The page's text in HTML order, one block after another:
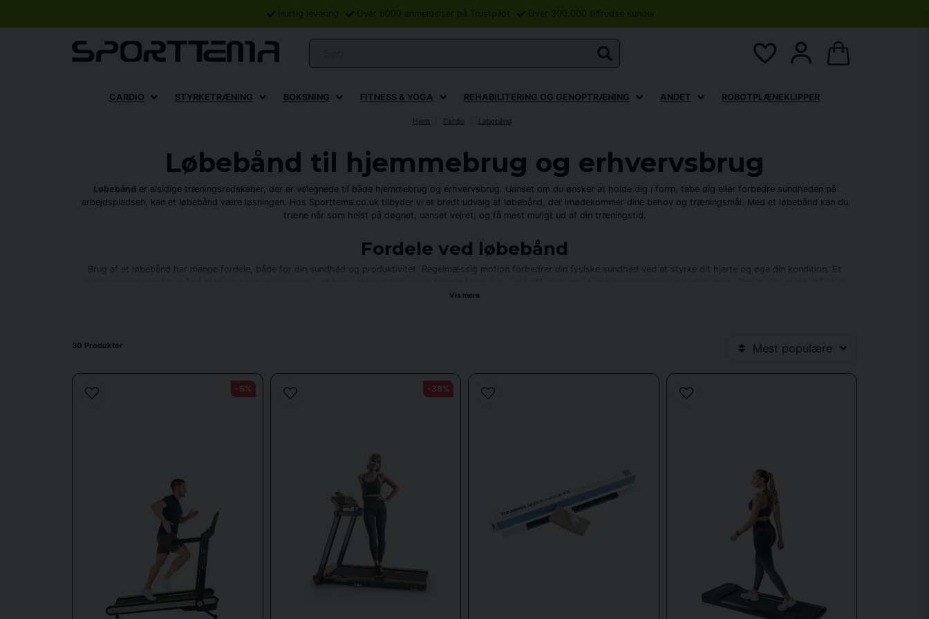
Hurtig levering Over 6000 anmeldelser på Trustpilot Over 200.000 tilfredse kunder
CARDIO STYRKETRÆNING BOKSNING FITNESS & YOGA REHABILITERING OG GENOPTRÆNING ANDET ROBOTPLÆNEKLIPPER
Hjem Cardio Løbebånd
Løbebånd til hjemmebrug og erhvervsbrug
Løbebånd er alsidige træningsredskaber, der er velegnede til både hjemmebrug og erhvervsbrug. Uanset om du ønsker at holde dig i form, tabe dig eller forbedre sundheden på
arbejdspladsen, kan et løbebånd være løsningen. Hos Sporttema.co.uk tilbyder vi et bredt udvalg af løbebånd, der imødekommer dine behov og træningsmål. Med et løbebånd kan du
træne når som helst på døgnet, uanset vejret, og få mest muligt ud af din træningstid.
Fordele ved løbebånd
Brug af et løbebånd har mange fordele, både for din sundhed og produktivitet. Regelmæssig motion forbedrer din fysiske sundhed ved at styrke dit hjerte og øge din kondition. Et
fremragende mulighed for dem, der ønsker at træne derhjemme uden at skulle ud i dårligt vejr.
Til hjemmebrug er løbebånd en praktisk og tidsbesparende træningsløsning. Vores sortiment omfatter løbebånd, der er kompakte, støjsvage og nemme at bruge. Med et løbebånd
Mange modeller har også Bluetooth-understøttelse og app-integration, så du kan følge dine fremskridt direkte på din mobiltelefon.
velvære. Det kan også bidrage til bedre koncentration og lavere stressniveauer.
Udforsk vores kategorier for løbebånd/walking-løbebånd
for at finde en komplet træningsløsning. For dem, der er interesseret i mere
varierede træningsprogrammer, anbefaler vi også vores afdelinger
for crosstrainereogfitness & yoga
Hvorfor vælge et løbebånd?
Løbebånd er en alsidig træningsform, der er velegnet til både begyndere og erfarne brugere. De er nemme at komme i gang med, og du kan selv styre tempoet, hældningen og længden af
din træning. For dem, der ønsker en aktivitet med lav tærskel, der stadig giver resultater, er løbebånd et fremragende valg. Derudover er de et af de mest populære redskaber til
hjemmetræning takket være deres fleksibilitet og effektivitet.
Vis mere
30 Produkter Mest populære
-5% -38%